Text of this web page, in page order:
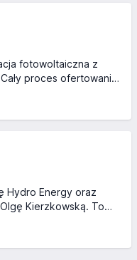
wdzięczności
Bąka z ekipy
źródło
fotowoltaiczna z
proces ofertowania,
do użytkowania
Bardzo
Hydro Energy oraz
Kierzkowską. To
ciepła i założyłem
całym sezonie
że wszystko działa